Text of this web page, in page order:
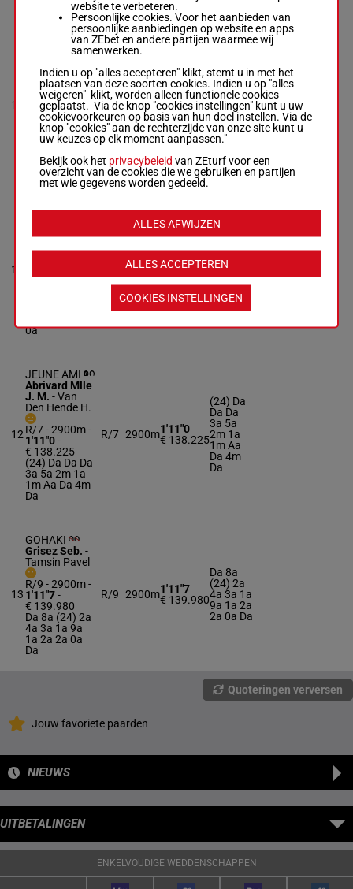
10
ROUGEMONT
NS
Neirinck Ado.
Vilault J.
R/10 - 2900m
1'12"9-
€ 135.510
0a 4a 0a 0a
9a (24) 5m 3m
0a 0a 5m Da
5m
R/10 2900m1'12"9
€ 135.510
0a 4a 0a
0a 9a
(24) 5m
3m 0a
0a 5m
Da 5m
11
HEMILIO
Mme P.
1'12"1-
0a
2900m1'12"1
€ 135.620
7a 8a 9a
0a 6a 3a
6a (24)
3a 5a 2a
4a 0a
12
JEUNE AMI
Abrivard Mlle
J. M. -Van
Den Hende H.
R/7 - 2900m-
1'11"0-
€ 138.225
(24) Da Da Da
3a 5a 2m 1a
1m Aa Da 4m
Da
R/7 2900m1'11"0
€ 138.225
(24) Da
Da Da
3a 5a
2m 1a
1m Aa
Da 4m
Da
13
GOHAKI
Grisez Seb. -
Tamsin Pavel
R/9 - 2900m-
1'11"7-
€ 139.980
Da 8a (24) 2a
4a 3a 1a 9a
1a 2a 2a 0a
Da
R/9 2900m1'11"7
€ 139.980
Da 8a
(24) 2a
4a 3a 1a
9a 1a 2a
2a 0a Da
Quoteringen verversen
Jouw favoriete paarden
NIEUWS
UITBETALINGEN
ENKELVOUDIGE WEDDENSCHAPPEN
website te verbeteren.
Persoonlijke cookies. Voor het aanbieden van
persoonlijke aanbiedingen op website en apps
van ZEbet en andere partijen waarmee wij
samenwerken.
Indien u op "alles accepteren" klikt, stemt u in met het
plaatsen van deze soorten cookies. Indien u op "alles
weigeren" klikt, worden alleen functionele cookies
geplaatst. Via de knop "cookies instellingen" kunt u uw
cookievoorkeuren op basis van hun doel instellen. Via de
knop "cookies" aan de rechterzijde van onze site kunt u
uw keuzes op elk moment aanpassen."
Bekijk ook het privacybeleid van ZEturf voor een
overzicht van de cookies die we gebruiken en partijen
met wie gegevens worden gedeeld.
ALLES ACCEPTEREN
ALLES AFWIJZEN
COOKIES INSTELLINGEN